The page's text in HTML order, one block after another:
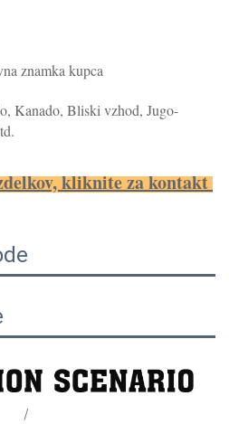
znamka kupca
Kanado, Bliski vzhod, Jugo-
kliknite za kontakt